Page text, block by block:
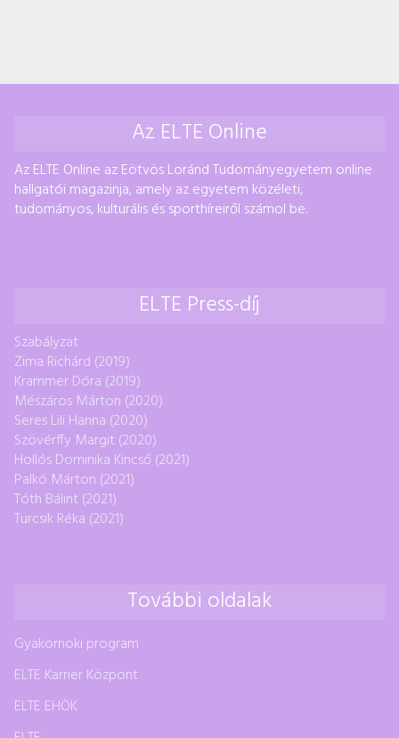
Az ELTE Online
Az ELTE Online az Eötvös Loránd Tudományegyetem online
hallgatói magazinja, amely az egyetem közéleti,
tudományos, kulturális és sporthíreiről számol be.
ELTE Press-díj
Szabályzat
Zima Richárd (2019)
Krammer Dóra (2019)
Mészáros Márton (2020)
Seres Lili Hanna (2020)
Szövérffy Margit (2020)
Hollós Dominika Kincső (2021)
Palkó Márton (2021)
Tóth Bálint (2021)
Turcsik Réka (2021)
További oldalak
Gyakornoki program
ELTE Karrier Központ
ELTE EHÖK